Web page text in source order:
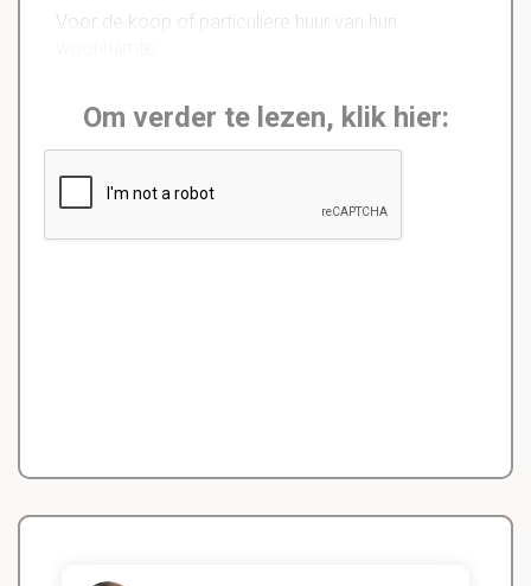
Voor de koop of particuliere huur van hun
Om verder te lezen, klik hier: